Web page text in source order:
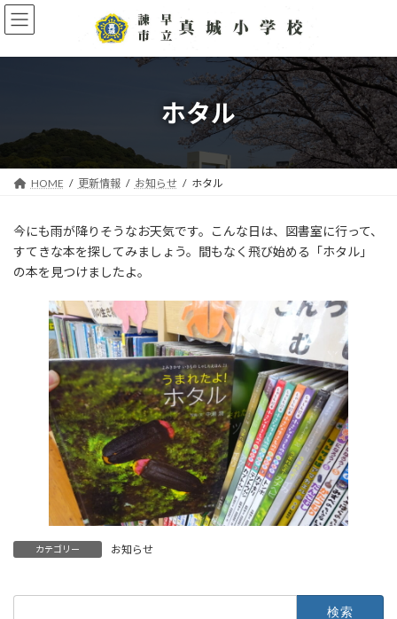
コ
ン
ン
プ
ナ
ビ
ー
動
ホタル
HOME 更新情報 お知らせ ホタル
今にも雨が降りそうなお天気です。こんな日は、図書室に行って、
すてきな本を探してみましょう。間もなく飛び始める「ホタル」
の本を見つけましたよ。
カテゴリー お知らせ